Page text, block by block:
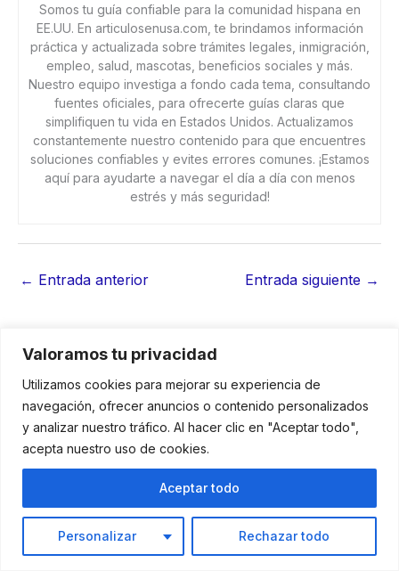
Valoramos tu privacidad
Utilizamos cookies para mejorar su experiencia de
navegación, ofrecer anuncios o contenido personalizados
y analizar nuestro tráfico. Al hacer clic en "Aceptar todo",
acepta nuestro uso de cookies.
Personalizar Rechazar todo
Aceptar todo
Somos tu guía confiable para la comunidad hispana en
EE.UU. En articulosenusa.com, te brindamos información
práctica y actualizada sobre trámites legales, inmigración,
empleo, salud, mascotas, beneficios sociales y más.
Nuestro equipo investiga a fondo cada tema, consultando
fuentes oficiales, para ofrecerte guías claras que
simplifiquen tu vida en Estados Unidos. Actualizamos
constantemente nuestro contenido para que encuentres
soluciones confiables y evites errores comunes. ¡Estamos
aquí para ayudarte a navegar el día a día con menos
estrés y más seguridad!
← Entrada anterior Entrada siguiente →
Más leídos